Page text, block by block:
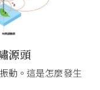
源頭
動。這是怎麼發生